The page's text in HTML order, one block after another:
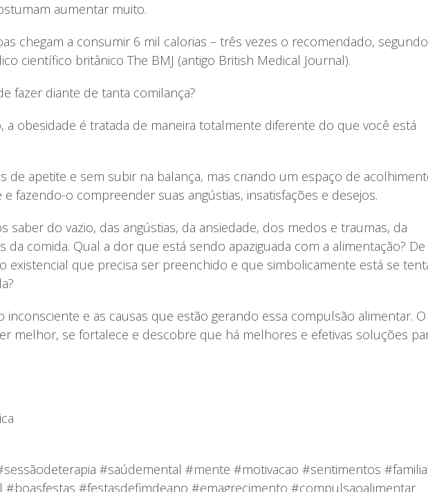
aumentar muito.
chegam a consumir 6 mil calorias – três vezes o recomendado, segundo
científico britânico The BMJ (antigo British Medical Journal).
fazer diante de tanta comilança?
obesidade é tratada de maneira totalmente diferente do que você está
de apetite e sem subir na balança, mas criando um espaço de
fazendo-o compreender suas angústias, insatisfações e desejos.
saber do vazio, das angústias, da ansiedade, dos medos e traumas, da
da comida. Qual a dor que está sendo apaziguada com a alimentação?
existencial que precisa ser preenchido e que simbolicamente está se
inconsciente e as causas que estão gerando essa compulsão alimentar. O
melhor, se fortalece e descobre que há melhores e efetivas soluções
#saúdemental #mente #motivacao #sentimentos
#festasdefimdeano #emagrecimento #compulsaoalimentar